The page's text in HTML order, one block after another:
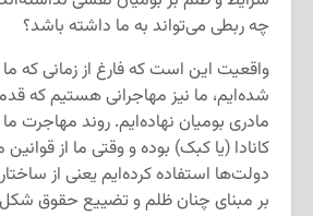
چه ربطی می‌تواند به ما داشته باشد؟
واقعیت این است که فارغ از زمانی که
شده‌ایم، ما نیز مهاجرانی هستیم که
مادری بومیان نهاده‌ایم. روند مهاجرت
کانادا (یا کبک) بوده و وقتی ما از
دولت‌ها استفاده کرده‌ایم یعنی از
بر مبنای چنان ظلم و تضییع حقوق